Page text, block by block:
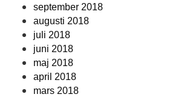
september 2018
augusti 2018
juli 2018
juni 2018
maj 2018
april 2018
mars 2018